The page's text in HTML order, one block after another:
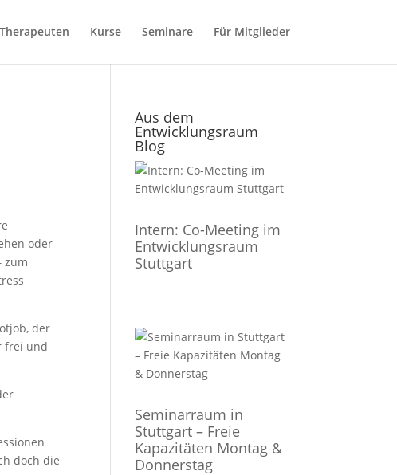
Therapeuten Kurse Seminare Für Mitglieder
oder
zum
der
frei und
doch die
Aus dem
Entwicklungsraum
Blog
Intern: Co-Meeting im
Entwicklungsraum
Stuttgart
Seminarraum in
Stuttgart – Freie
Kapazitäten Montag &
Donnerstag